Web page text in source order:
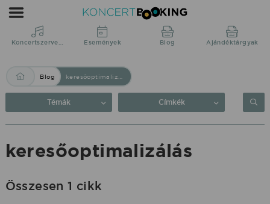
Blog:
keresőoptimalizálás
KoncertBooking
Közvetlenül
produkciótól.
Koncertszervezés Események Blog Ajándéktárgyak
Blog
Témák Címkék
keresőoptimalizálás
Összesen 1 cikk